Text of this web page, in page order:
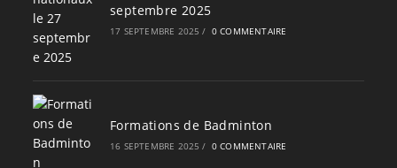
septembre 2025
17 SEPTEMBRE 2025 / 0 COMMENTAIRE
Formations de Badminton
16 SEPTEMBRE 2025 / 0 COMMENTAIRE